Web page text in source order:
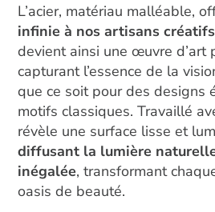
L’acier, matériau malléable,
infinie à nos artisans créatifs
devient ainsi une œuvre d’art
capturant l’essence de la
que ce soit pour des designs
motifs classiques. Travaillé
révèle une surface lisse et
diffusant la lumière
inégalée, transformant
oasis de beauté.